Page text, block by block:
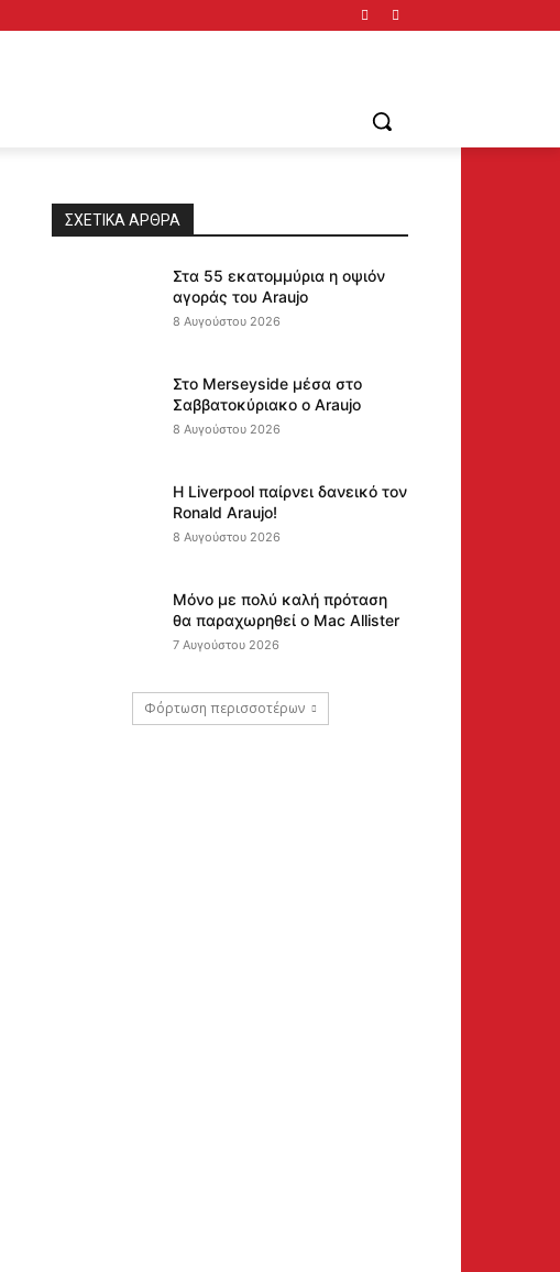
ΣΧΕΤΙΚΆ ΆΡΘΡΑ
Στα 55 εκατομμύρια η οψιόν
αγοράς του Araujo
8 Αυγούστου 2026
Στο Merseyside μέσα στο
Σαββατοκύριακο ο Araujo
8 Αυγούστου 2026
Η Liverpool παίρνει δανεικό τον
Ronald Araujo!
8 Αυγούστου 2026
Μόνο με πολύ καλή πρόταση
θα παραχωρηθεί ο Mac Allister
7 Αυγούστου 2026
Φόρτωση περισσοτέρων